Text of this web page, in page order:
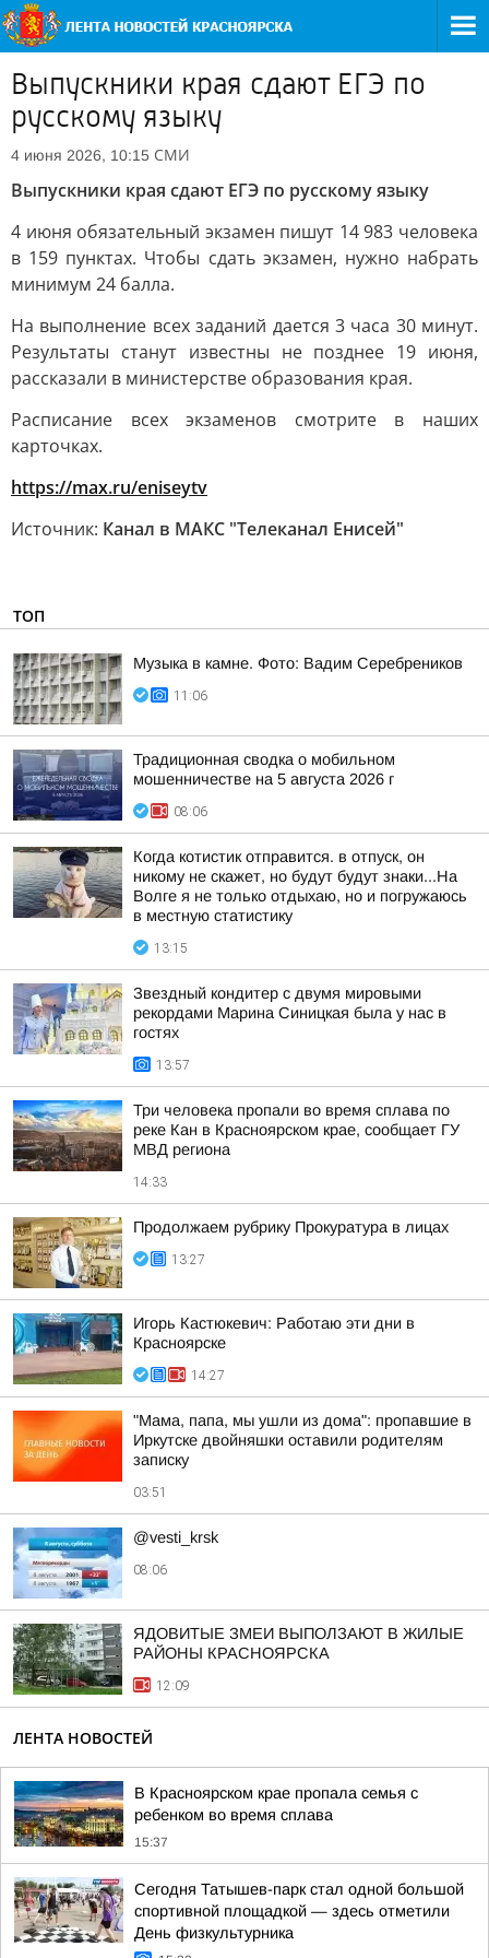
Выпускники края сдают ЕГЭ по
русскому языку
4 июня 2026, 10:15 СМИ
Выпускники края сдают ЕГЭ по русскому языку
4 июня обязательный экзамен пишут 14 983 человека
в 159 пунктах. Чтобы сдать экзамен, нужно набрать
минимум 24 балла.
На выполнение всех заданий дается 3 часа 30 минут.
Результаты станут известны не позднее 19 июня,
рассказали в министерстве образования края.
Расписание всех экзаменов смотрите в наших
карточках.
https://max.ru/eniseytv
Источник: Канал в МАКС "Телеканал Енисей"
ТОП
Музыка в камне. Фото: Вадим Серебреников
11:06
Традиционная сводка о мобильном
мошенничестве на 5 августа 2026 г
08:06
Когда котистик отправится. в отпуск, он
никому не скажет, но будут будут знаки...На
Волге я не только отдыхаю, но и погружаюсь
в местную статистику
13:15
Звездный кондитер с двумя мировыми
рекордами Марина Синицкая была у нас в
гостях
13:57
Три человека пропали во время сплава по
реке Кан в Красноярском крае, сообщает ГУ
МВД региона
14:33
Продолжаем рубрику Прокуратура в лицах
13:27
Игорь Кастюкевич: Работаю эти дни в
Красноярске
14:27
"Мама, папа, мы ушли из дома": пропавшие в
Иркутске двойняшки оставили родителям
записку
03:51
@vesti_krsk
08:06
ЯДОВИТЫЕ ЗМЕИ ВЫПОЛЗАЮТ В ЖИЛЫЕ
РАЙОНЫ КРАСНОЯРСКА
12:09
ЛЕНТА НОВОСТЕЙ
В Красноярском крае пропала семья с
ребенком во время сплава
15:37
Сегодня Татышев-парк стал одной большой
спортивной площадкой — здесь отметили
День физкультурника